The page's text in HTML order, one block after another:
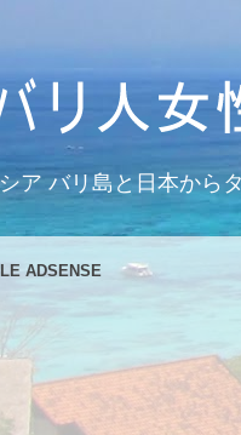
ア バリ島と日本から
ADSENSE